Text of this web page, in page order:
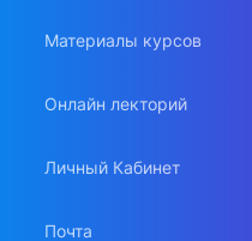
Материалы курсов
Онлайн лекторий
Личный Кабинет
Почта